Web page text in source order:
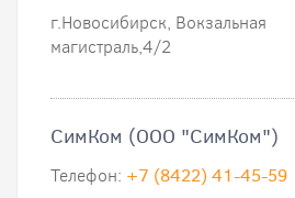
г.Новосибирск, Вокзальная
магистраль,4/2
СимКом (ООО "СимКом")
Телефон: +7 (8422) 41-45-59